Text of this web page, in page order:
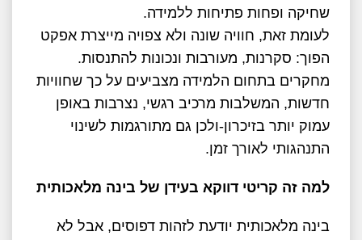
שחיקה ופחות פתיחות ללמידה.
לעומת זאת, חוויה שונה ולא צפויה מייצרת אפקט
הפוך: סקרנות, מעורבות ונכונות להתנסות.
מחקרים בתחום הלמידה מצביעים על כך שחוויות
חדשות, המשלבות מרכיב רגשי, נצרבות באופן
עמוק יותר בזיכרון-ולכן גם מתורגמות לשינוי
התנהגותי לאורך זמן.
למה זה קריטי דווקא בעידן של בינה מלאכותית
בינה מלאכותית יודעת לזהות דפוסים, אבל לא